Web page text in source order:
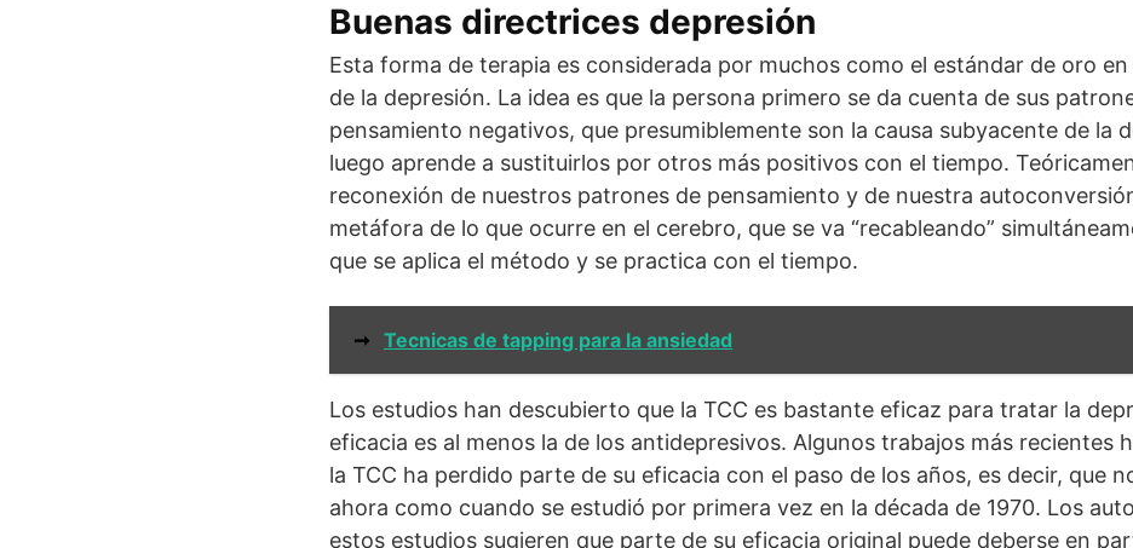
Buenas directrices depresión
Esta forma de terapia es considerada por muchos como el estándar de oro
de la depresión. La idea es que la persona primero se da cuenta de sus
pensamiento negativos, que presumiblemente son la causa subyacente de la
luego aprende a sustituirlos por otros más positivos con el tiempo.
reconexión de nuestros patrones de pensamiento y de nuestra
metáfora de lo que ocurre en el cerebro, que se va “recableando”
que se aplica el método y se practica con el tiempo.
➞ Tecnicas de tapping para la ansiedad
Los estudios han descubierto que la TCC es bastante eficaz para tratar la
eficacia es al menos la de los antidepresivos. Algunos trabajos más recientes
la TCC ha perdido parte de su eficacia con el paso de los años, es decir, que
ahora como cuando se estudió por primera vez en la década de 1970. Los
estos estudios sugieren que parte de su eficacia original puede deberse en